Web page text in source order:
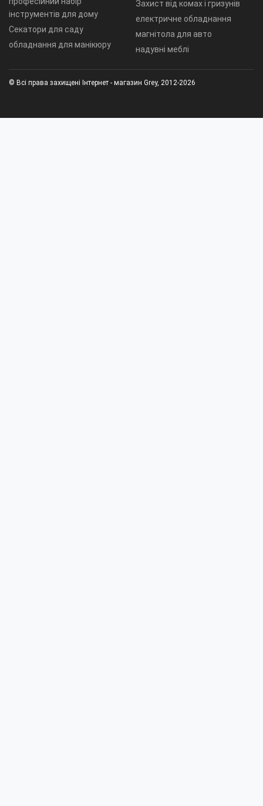
інструментів для дому
Секатори для саду
обладнання для манікюру
Захист від комах і гризунів
електричне обладнання
магнітола для авто
надувні меблі
© Всі права захищені Інтернет - магазин Grey, 2012-2026